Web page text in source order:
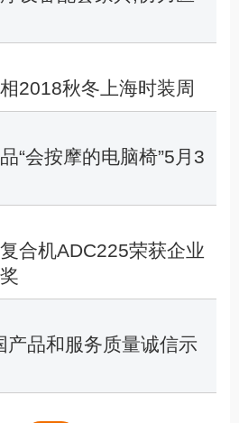
2018秋冬上海时装周
“会按摩的电脑椅”5月3
合机ADC225荣获企业
产品和服务质量诚信示